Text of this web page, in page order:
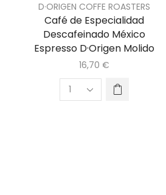
D·ORIGEN COFFE ROASTERS
Café de Especialidad
Descafeinado México
Espresso D·Origen Molido
16,70 €